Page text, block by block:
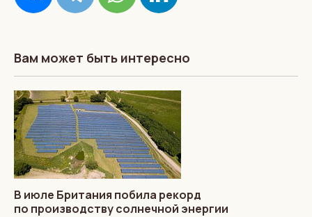
Вам может быть интересно
В июле Британия побила рекорд
по производству солнечной энергии